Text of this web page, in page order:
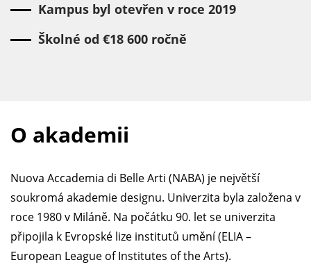
Kampus byl otevřen v roce 2019
Školné od €18 600 ročně
O akademii
Nuova Accademia di Belle Arti (NABA) je největší
soukromá akademie designu. Univerzita byla založena v
roce 1980 v Miláně. Na počátku 90. let se univerzita
připojila k Evropské lize institutů umění (ELIA –
European League of Institutes of the Arts).